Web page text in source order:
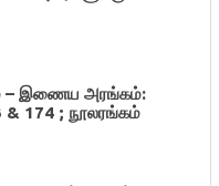
– இணைய அரங்கம்:
174 ; நூலரங்கம்